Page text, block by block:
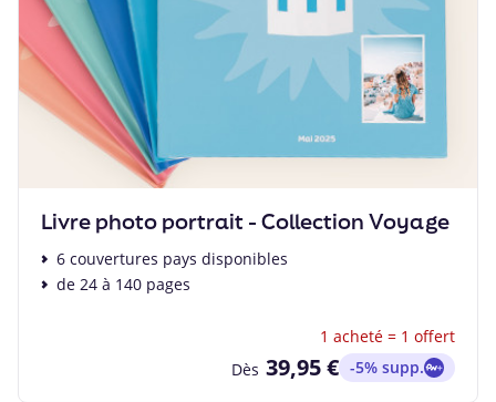
Livre photo portrait - Collection Voyage
6 couvertures pays disponibles
de 24 à 140 pages
1 acheté = 1 offert
Dès 39,95 € -5% supp.